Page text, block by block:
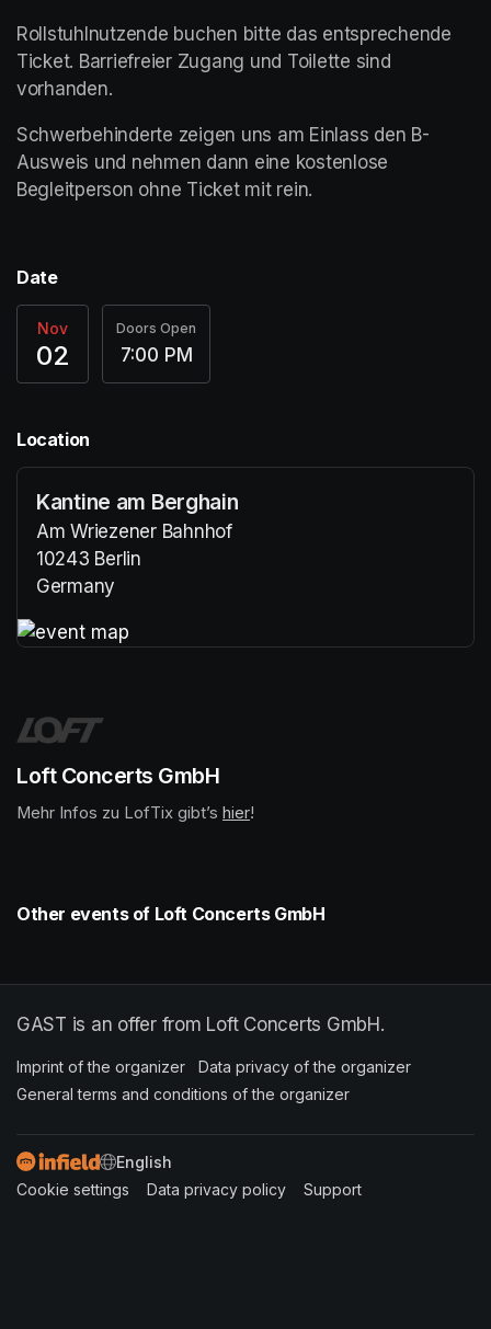
Rollstuhlnutzende buchen bitte das entsprechende
Ticket. Barriefreier Zugang und Toilette sind
vorhanden.
Schwerbehinderte zeigen uns am Einlass den B-
Ausweis und nehmen dann eine kostenlose
Begleitperson ohne Ticket mit rein.
Date
Nov
02
Doors Open
7:00 PM
Location
Kantine am Berghain
Am Wriezener Bahnhof
10243 Berlin
Germany
Loft Concerts GmbH
Mehr Infos zu LofTix gibt’s (opens in a new tab)
hier(opens in a new tab)
!
Other events of Loft Concerts GmbH
GAST is an offer from Loft Concerts GmbH.
Imprint of the organizer (opens in a new tab)
Data privacy of the organizer
General terms and conditions of the organizer
SWITCH LANGUAGE
Cookie settings (opens in a new tab)
Data privacy policy (opens in a new tab)
Support